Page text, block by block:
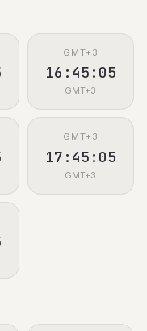
GMT+3
16:45:05
GMT+3
GMT+3
17:45:05
GMT+3